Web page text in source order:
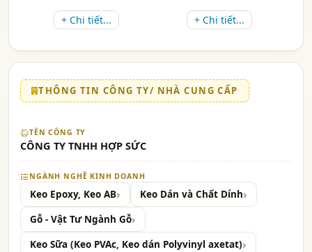
+ Chi tiết... + Chi tiết...
THÔNG TIN CÔNG TY/ NHÀ CUNG CẤP
TÊN CÔNG TY
CÔNG TY TNHH HỢP SỨC
NGÀNH NGHỀ KINH DOANH
Keo Epoxy, Keo AB
Keo Dán và Chất Dính
Gỗ - Vật Tư Ngành Gỗ
Keo Sữa (Keo PVAc, Keo dán Polyvinyl axetat)